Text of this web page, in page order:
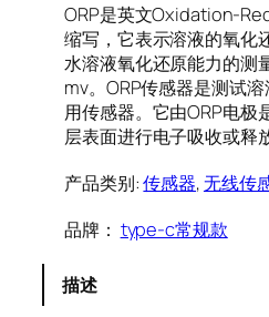
ORP是英文Oxidation-
缩写，它表示溶液的氧化
水溶液氧化还原能力的测
mv。ORP传感器是测试
用传感器。它由ORP电极
层表面进行电子吸收或释
产品类别:传感器, 无线传
品牌： type-c常规款
描述